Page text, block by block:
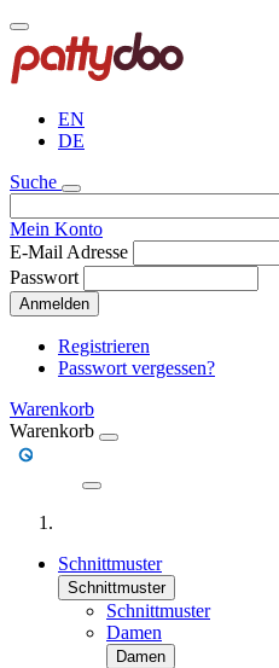
Direkt
zum
Inhalt
EN
DE
Suche
Mein Konto
E-Mail Adresse
Passwort
Anmelden
Registrieren
Passwort vergessen?
Warenkorb
Warenkorb
Schnittmuster
Schnittmuster
Schnittmuster
Damen
Damen